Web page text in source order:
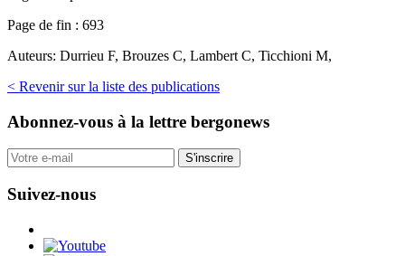
Page de fin : 693
Auteurs: Durrieu F, Brouzes C, Lambert C, Ticchioni M,
< Revenir sur la liste des publications
Abonnez-vous à la lettre bergonews
S'inscrire
Suivez-nous